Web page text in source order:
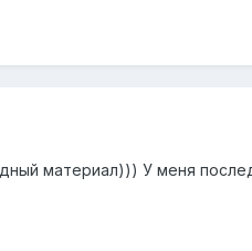
материал))) У меня